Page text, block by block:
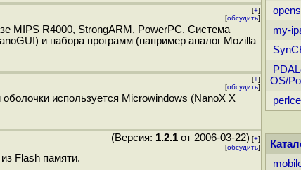
[+]
[обсудить]
MIPS R4000, StrongARM, PowerPC. Система
и набора программ (например аналог Mozilla
[+]
[обсудить]
используется Microwindows (NanoX X
(Версия: 1.2.1 от 2006-03-22) [+]
[обсудить]
Flash памяти.
my-
OS/